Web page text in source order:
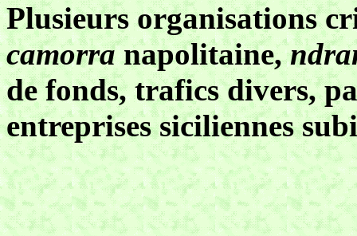
Plusieurs organisations
camorranapolitaine,
de fonds, trafics divers,
entreprises siciliennes